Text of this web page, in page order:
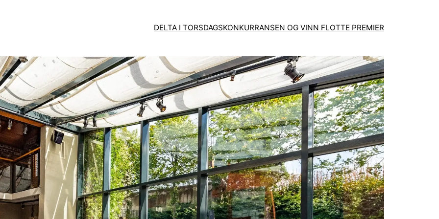
DELTA I TORSDAGSKONKURRANSEN OG VINN FLOTTE PREMIER